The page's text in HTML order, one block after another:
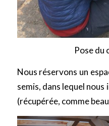
Pose du
Nous réservons un
semis, dans lequel
(récupérée, comme